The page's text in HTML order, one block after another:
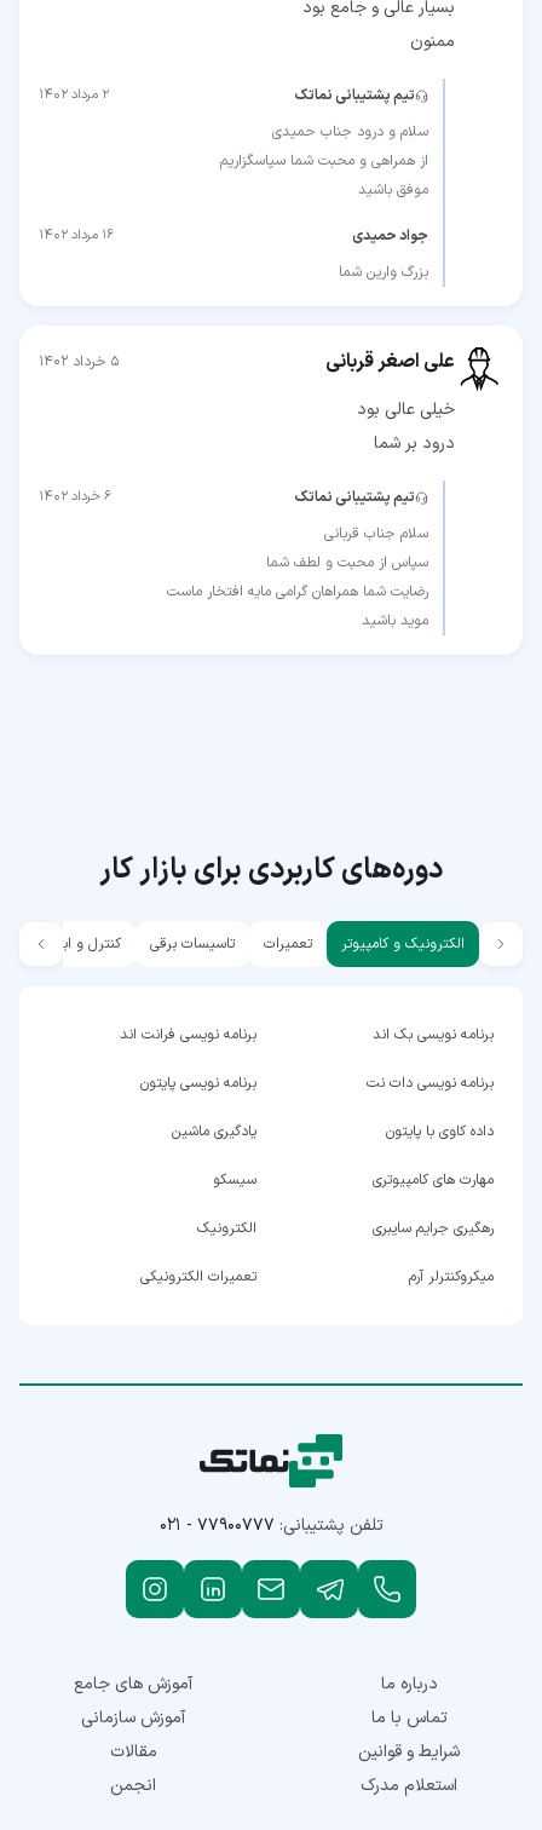
ممنون
تیم پشتیبانی نماتک ۲ مرداد ۱۴۰۲
موفق باشید
جواد حمیدی ۱۶ مرداد ۱۴۰۲
بزرگ‌ وارین شما
علی اصغر قربانی ۵ خرداد ۱۴۰۲
درود بر شما
تیم پشتیبانی نماتک ۶ خرداد ۱۴۰۲
موید باشید
دوره‌های کاربردی برای بازار کار
الکترونیک و کامپیوتر تعمیرات تاسیسات برقی کنترل و ابزار دقیق
برنامه نویسی بک اند برنامه نویسی فرانت اند
برنامه نویسی دات نت برنامه نویسی پایتون
داده کاوی با پایتون یادگیری ماشین
مهارت های کامپیوتری سیسکو
رهگیری جرایم سایبری الکترونیک
میکروکنترلر آرم تعمیرات الکترونیکی
تلفن پشتیبانی: ۰۲۱ - ۷۷۹۰۰۷۷۷
درباره ما
تماس با ما
شرایط و قوانین
استعلام مدرک
آموزش های جامع
آموزش سازمانی
مقالات
انجمن